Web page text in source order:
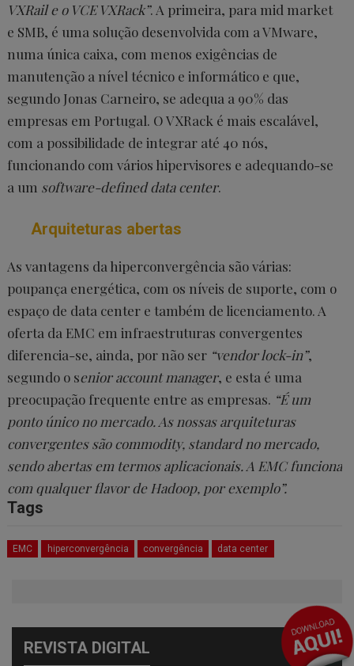
VXRail e o VCE VXRack”. A primeira, para mid market
e SMB, é uma solução desenvolvida com a VMware,
numa única caixa, com menos exigências de
manutenção a nível técnico e informático e que,
segundo Jonas Carneiro, se adequa a 90% das
empresas em Portugal. O VXRack é mais escalável,
com a possibilidade de integrar até 40 nós,
funcionando com vários hipervisores e adequando-se
a um software-defined data center.
Arquiteturas abertas
As vantagens da hiperconvergência são várias:
poupança energética, com os níveis de suporte, com o
espaço de data center e também de licenciamento. A
oferta da EMC em infraestruturas convergentes
diferencia-se, ainda, por não ser “vendor lock-in”,
segundo o senior account manager, e esta é uma
preocupação frequente entre as empresas. “É um
ponto único no mercado. As nossas arquiteturas
convergentes são commodity, standard no mercado,
sendo abertas em termos aplicacionais. A EMC funciona
com qualquer flavor de Hadoop, por exemplo”.
Tags
EMC hiperconvergência convergência data center
REVISTA DIGITAL